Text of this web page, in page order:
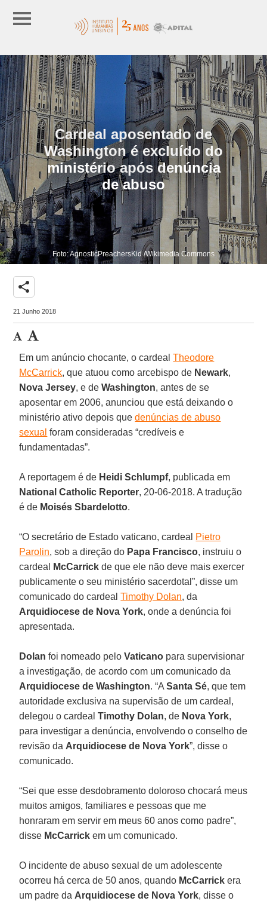
Cardeal aposentado de
Washington é excluído do
ministério após denúncia
de abuso
Foto: AgnosticPreachersKid /Wikimedia Commons
share
21 Junho 2018
Em um anúncio chocante, o cardealTheodore
McCarrick, que atuou como arcebispo de Newark,
Nova Jersey, e deWashington, antes de se
aposentar em 2006, anunciou que está deixando o
ministério ativo depois quedenúncias de abuso
sexual foram consideradas “credíveis e
fundamentadas”.
A reportagem é de Heidi Schlumpf, publicada em
National Catholic Reporter, 20-06-2018. A tradução
é de Moisés Sbardelotto.
“O secretário de Estado vaticano, cardeal Pietro
Parolin, sob a direção do Papa Francisco, instruiu o
cardeal
McCarrick de que ele não deve mais exercer
publicamente o seu ministério sacerdotal”, disse um
comunicado do cardealTimothy Dolan, da
Arquidiocese de Nova York, onde a denúncia foi
apresentada.
Dolan foi nomeado peloVaticano para supervisionar
a investigação, de acordo com um comunicado da
Arquidiocese de Washington. “ASanta Sé, que tem
autoridade exclusiva na supervisão de um cardeal,
delegou o cardealTimothy Dolan, de Nova York,
para investigar a denúncia, envolvendo o conselho de
revisão da Arquidiocese de Nova York”, disse o
comunicado.
“Sei que esse desdobramento doloroso chocará meus
muitos amigos, familiares e pessoas que me
honraram em servir em meus 60 anos como padre”,
disse McCarrick em um comunicado.
O incidente de abuso sexual de um adolescente
ocorreu há cerca de 50 anos, quando McCarrick era
um padre da Arquidiocese de Nova York, disse o